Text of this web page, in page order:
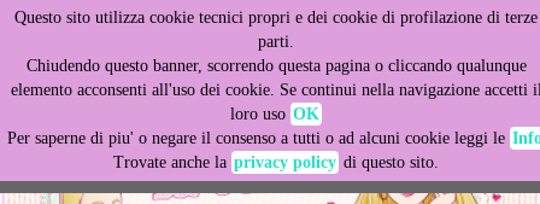
Questo sito utilizza cookie tecnici propri e dei cookie di profilazione di terze
parti.
Chiudendo questo banner, scorrendo questa pagina o cliccando qualunque
elemento acconsenti all'uso dei cookie. Se continui nella navigazione accetti
loro uso OK
Per saperne di piu' o negare il consenso a tutti o ad alcuni cookie leggi le
Trovate anche la privacy policy di questo sito.
This site uses cookies from Google to deliver its services
and to analyze traffic. Your IP address and user-agent are
shared with Google along with performance and security
metrics to ensure quality of service, generate usage
statistics, and to detect and address abuse.
LEARN MORE GOT IT